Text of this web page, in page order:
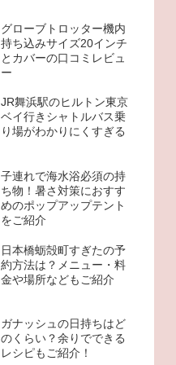
グローブトロッター機内
持ち込みサイズ20インチ
とカバーの口コミレビュ
ー
JR舞浜駅のヒルトン東京
ベイ行きシャトルバス乗
り場がわかりにくすぎる
子連れで海水浴必須の持
ち物！暑さ対策におすす
めのポップアップテント
をご紹介
日本橋蛎殻町すぎたの予
約方法は？メニュー・料
金や場所などもご紹介
ガナッシュの日持ちはど
のくらい？余りでできる
レシピもご紹介！